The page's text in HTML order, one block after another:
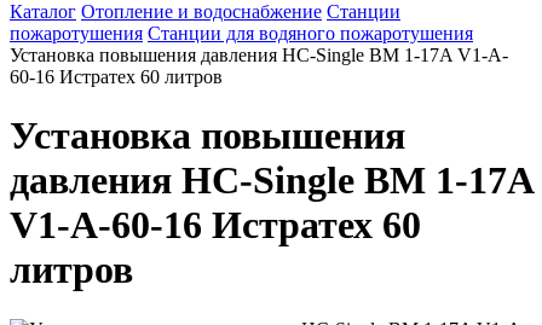
Каталог Отопление и водоснабжение Станции
пожаротушения Станции для водяного пожаротушения
Установка повышения давления HC-Single BM 1-17A V1-A-
60-16 Истратех 60 литров
Установка повышения
давления HC-Single BM 1-17A
V1-A-60-16 Истратех 60
литров